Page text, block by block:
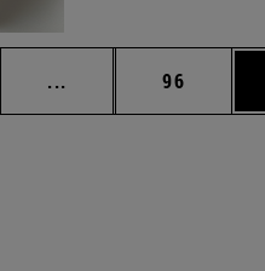
... Páginas intermedias
Página
96